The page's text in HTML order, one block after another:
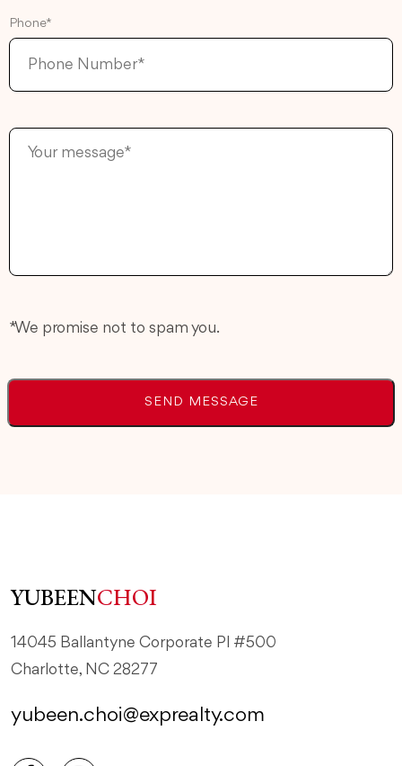
Phone*
* We promise not to spam you.
YUBEENCHOI
14045 Ballantyne Corporate Pl #500
Charlotte, NC 28277
yubeen.choi@exprealty.com